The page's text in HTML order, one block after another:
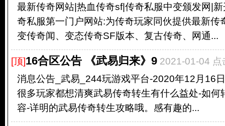
最新传奇网站|热血传奇sf|传奇私服中变颁发网|
奇私服第一门户网站:为传奇玩家同伙提供最新传
变传奇闻、变态传奇SF版本、复古传奇、网通...
[顶]16合区公告 《武易归来》9 2021-01-04
消息公告_武易_244玩游戏平台-2020年12月16
很多玩家都想清爽武易传奇转生有什么益处-如何
容-详明的武易传奇转生攻略哦。感有趣的...